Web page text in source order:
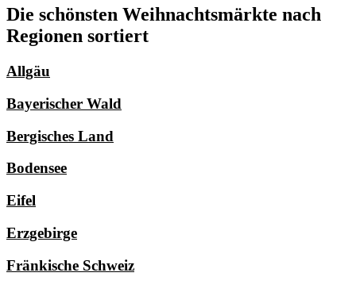
Die schönsten Weihnachtsmärkte nach
Regionen sortiert
Allgäu
Bayerischer Wald
Bergisches Land
Bodensee
Eifel
Erzgebirge
Fränkische Schweiz